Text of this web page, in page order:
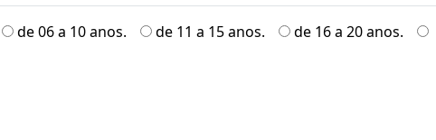
de 06 a 10 anos. de 11 a 15 anos.
de 16 a 20 anos.